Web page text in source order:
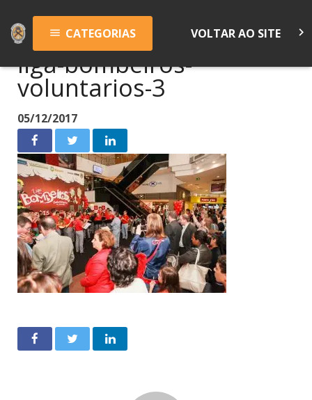
menu CATEGORIAS VOLTAR AO SITE keyboard_arrow_right
liga-bombeiros-
voluntarios-3
05/12/2017